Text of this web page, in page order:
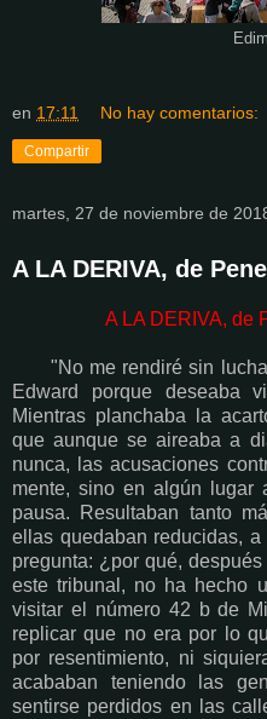
en 17:11 No hay comentarios:
Compartir
martes, 27 de noviembre de
A LA DERIVA, de
A LA DERIVA, de
"No me rendiré sin
Edward porque
Mientras planchaba la
que aunque se aireaba a
nunca, las acusaciones
mente, sino en algún lugar
pausa. Resultaban tanto
ellas quedaban reducidas,
pregunta: ¿por qué,
este tribunal, no ha hecho
visitar el número 42 b de
replicar que no era por lo
por resentimiento, ni
acababan teniendo las
sentirse perdidos en las